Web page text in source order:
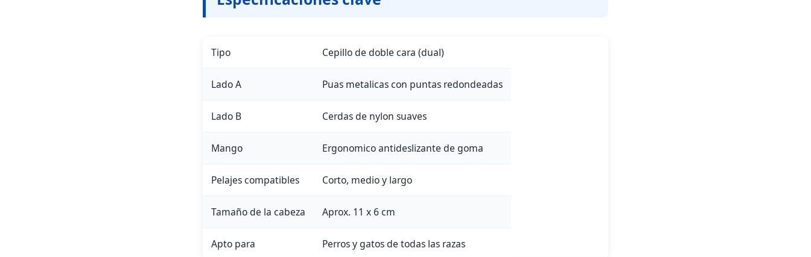
Tipo Cepillo de doble cara (dual)
Lado A Puas metalicas con puntas redondeadas
Lado B Cerdas de nylon suaves
Mango Ergonomico antideslizante de goma
Pelajes compatibles Corto, medio y largo
Tamaño de la cabeza Aprox. 11 x 6 cm
Apto para Perros y gatos de todas las razas